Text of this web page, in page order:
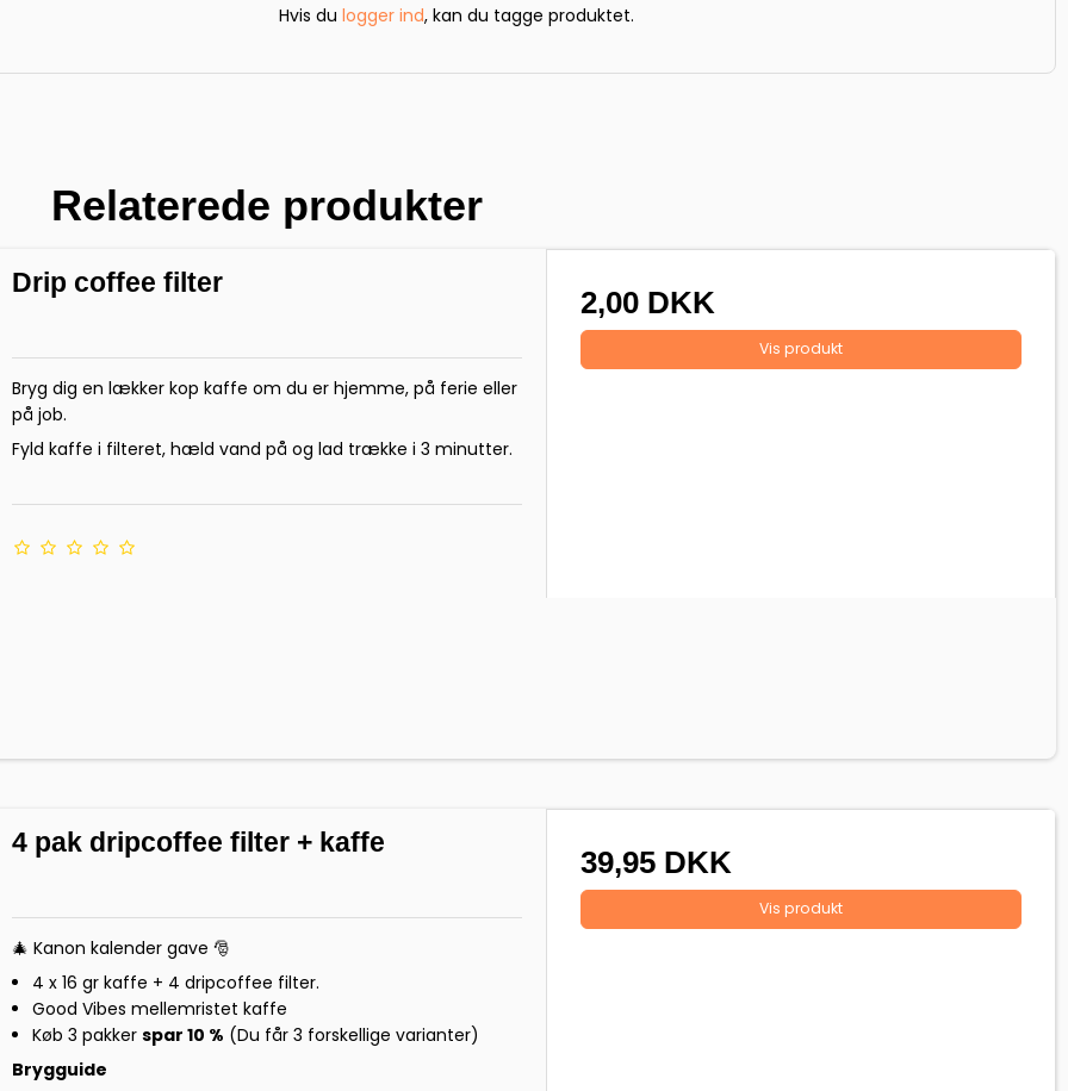
Hvis du logger ind, kan du tagge produktet.
Relaterede produkter
Drip coffee filter
Bryg dig en lækker kop kaffe om du er hjemme, på ferie eller
på job.
Fyld kaffe i filteret, hæld vand på og lad trække i 3 minutter.
2,00 DKK
Vis produkt
4 pak dripcoffee filter + kaffe
🎄 Kanon kalender gave 🎅
4 x 16 gr kaffe + 4 dripcoffee filter.
Good Vibes mellemristet kaffe
Køb 3 pakkerspar 10 % (Du får 3 forskellige varianter)
Brygguide
39,95 DKK
Vis produkt